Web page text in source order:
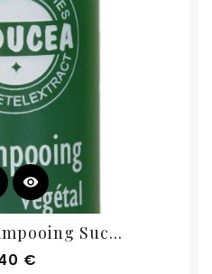
visibility
Suc...
€